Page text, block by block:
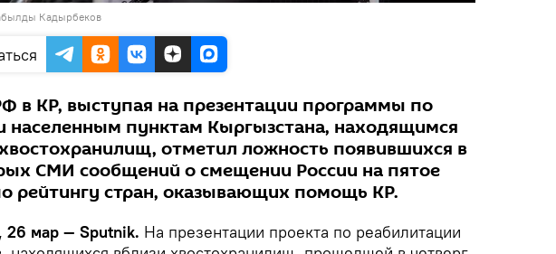
Кадырбеков
в КР, выступая на презентации программы по
пунктам Кыргызстана, находящимся
отметил ложность появившихся в
СМИ сообщений о смещении России на пятое
рейтингу стран, оказывающих помощь КР.
мар — Sputnik. На презентации проекта по реабилитации